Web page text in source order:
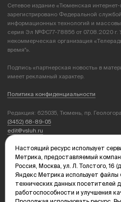
Сетевое издание «Тюменская интернет-
зарегистрировано Федеральной
информационных технологий и
серия Эл №ФС77-78856 от 07.08.2020 г.
некоммерческая организация
время"».
Подпись «партнерская новость» в
имеет рекламный характер.
Политика конфиденциальности
Редакция: 625035, Тюмень, пр.
(3452) 68-89-05
edit@vsluh.ru
Главный редактор: Панкина Т.Ю.
kika@vsluh.ru
По вопросам рекламы:
(3452) 68-89-78
kotovaev@sibinformburo.ru
Настоящий ресурс использует
Метрика, предоставляемый
Россия, Москва, ул. Л. Толстого, 16
Яндекс Метрика использует файлы
технических данных посетителей
работоспособности и улучшения